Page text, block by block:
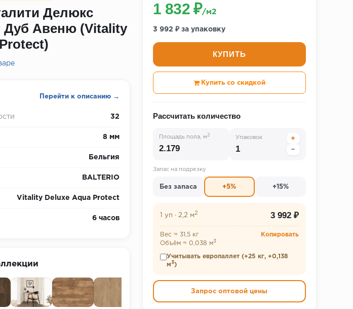
Делюкс
Дуб Авеню (Vitality
Перейти к описанию →
32
8 мм
Бельгия
BALTERIO
Vitality Deluxe Aqua Protect
6 часов
1 832 ₽/м2
3 992 ₽ за упаковку
КУПИТЬ
Купить со скидкой
Рассчитать количество
Площадь пола, м 2
Упаковок
+
−
Запас на подрезку
Без запаса +5% +15%
1 уп · 2,2 м 2 3 992 ₽
Вес ≈ 31,5 кг
Объём ≈ 0,038 м3
Копировать
Учитывать европаллет (+25 кг, +0,138
м3)
Запрос оптовой цены